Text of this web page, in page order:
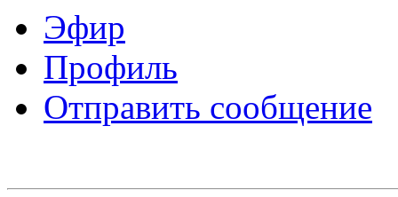
Эфир
Профиль
Отправить сообщение